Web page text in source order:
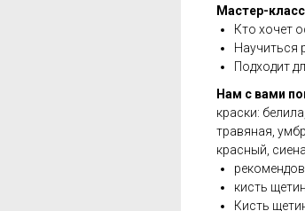
Мастер-
Кто хочет
Научиться
Подходит
Нам с вами
краски:
травяная,
красный,
кисть
Кисть